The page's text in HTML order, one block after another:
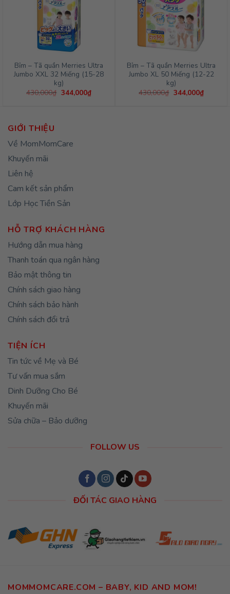
Bỉm – Tã quần Merries Ultra
Jumbo XXL 32 Miếng (15-28
kg)
430,000₫ Giá
344,000₫Giá
hiện
Bỉm – Tã quần Merries Ultra
Jumbo XL 50 Miếng (12-22
kg)
430,000₫ Giá
344,000₫Giá
hiện
GIỚI THIỆU
Về MomMomCare
Khuyến mãi
Liên hệ
Cam kết sản phẩm
Lớp Học Tiền Sản
HỖ TRỢ KHÁCH HÀNG
Hướng dẫn mua hàng
Thanh toán qua ngân hàng
Bảo mật thông tin
Chính sách giao hàng
Chính sách bảo hành
Chính sách đổi trả
TIỆN ÍCH
Tin tức về Mẹ và Bé
Tư vấn mua sắm
Dinh Dưỡng Cho Bé
Khuyến mãi
Sửa chữa – Bảo dưỡng
FOLLOW US
ĐỐI TÁC GIAO HÀNG
MOMMOMCARE.COM – BABY, KID AND MOM!